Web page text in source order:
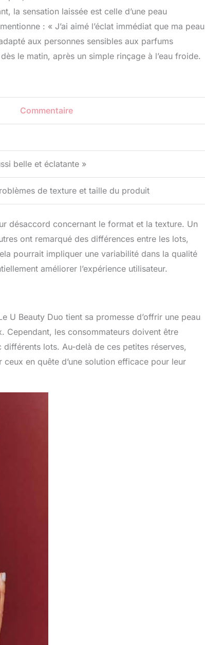
la sensation laissée est celle d’une peau
: « J’ai aimé l’éclat immédiat que ma peau
aux personnes sensibles aux parfums
le matin, après un simple rinçage à l’eau froide.
Commentaire
belle et éclatante »
de texture et taille du produit
désaccord concernant le format et la texture. Un
ont remarqué des différences entre les lots,
pourrait impliquer une variabilité dans la qualité
améliorer l’expérience utilisateur.
U Beauty Duo tient sa promesse d’offrir une peau
Cependant, les consommateurs doivent être
lots. Au-delà de ces petites réserves,
en quête d’une solution efficace pour leur